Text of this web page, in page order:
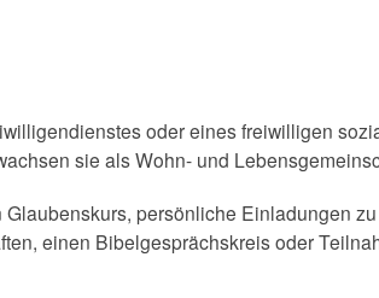
oder eines freiwilligen
sie als Wohn- und
persönliche Einladungen
einen Bibelgesprächskreis oder